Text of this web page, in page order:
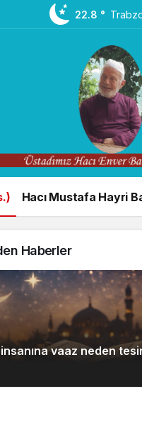
22.8 °
Hacı Mustafa Hayri
Haberler
vaaz neden